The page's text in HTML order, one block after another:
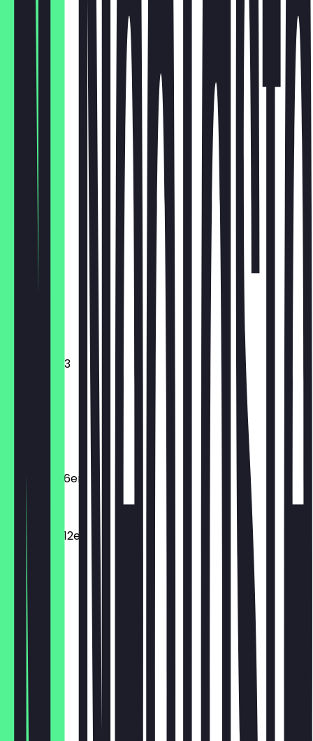
€ 14,75
12er Box
€ 26,55
€ 18,00
Brownie
€ 2,95
Cookie
€ 2,95
Croissant
Mini donut 3
Macarons 6er
Macarons 12er
€ 19,80
Dunclair
€ 3,95
Spritzring
€ 2,95
Cronudd